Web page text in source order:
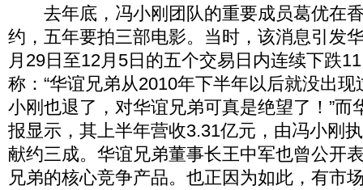
去年底，冯小刚团队的重要成员葛优在
约，五年要拍三部电影。当时，该消息引发
月29日至12月5日的五个交易日内连续下跌
称：“华谊兄弟从2010年下半年以后就没出
小刚也退了，对华谊兄弟可真是绝望了！”而
报显示，其上半年营收3.31亿元，由冯小刚
献约三成。华谊兄弟董事长王中军也曾公开
兄弟的核心竞争产品。也正因为如此，有市